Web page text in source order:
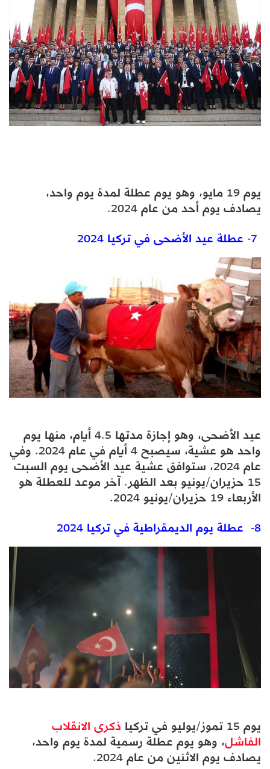
يوم 19 مايو، وهو يوم عطلة لمدة يوم واحد،
يصادف يوم أحد من عام 2024.
عيد الأضحى، وهو إجازة مدتها 4.5 أيام، منها يوم
واحد هو عشية، سيصبح 4 أيام في عام 2024. وفي
عام 2024، ستوافق عشية عيد الأضحى يوم السبت
15 حزيران/يونيو بعد الظهر. آخر موعد للعطلة هو
الأربعاء 19 حزيران/يونيو 2024.
8- عطلة يوم الديمقراطية في تركيا 2024
يوم 15 تموز/يوليو في تركيا ذكرى الانقلاب
الفاشل، وهو يوم عطلة رسمية لمدة يوم واحد،
يصادف يوم الاثنين من عام 2024.